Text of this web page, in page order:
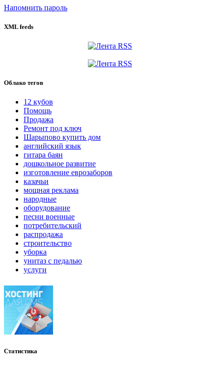
Напомнить пароль
XML feeds
Облако тегов
12 кубов
Помощь
Продажа
Ремонт под ключ
Шарыпово купить дом
английский язык
гитара баян
дошкольное развитие
изготовление еврозаборов
казачьи
мощная реклама
народные
оборудование
песни военные
потребительский
распродажа
строительство
уборка
унитаз с педалью
услуги
Статистика